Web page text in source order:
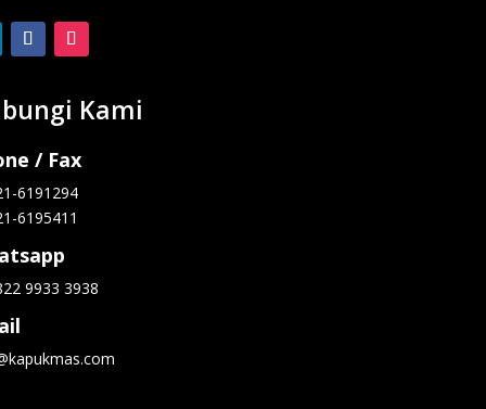
Kami
/ Fax
6191294
6195411
9933 3938